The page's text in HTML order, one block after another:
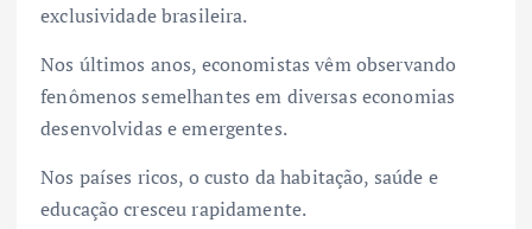
exclusividade brasileira.
Nos últimos anos, economistas vêm observando
fenômenos semelhantes em diversas economias
desenvolvidas e emergentes.
Nos países ricos, o custo da habitação, saúde e
educação cresceu rapidamente.